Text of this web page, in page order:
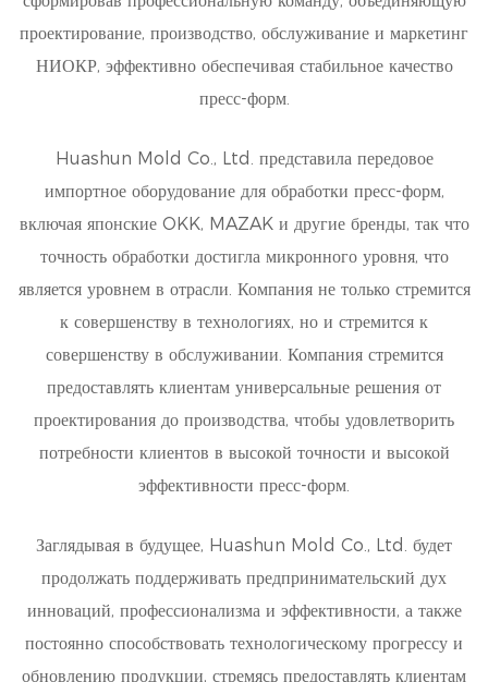
проектирование, производство, обслуживание и маркетинг
НИОКР, эффективно обеспечивая стабильное качество
пресс-форм.
Huashun Mold Co., Ltd. представила передовое
импортное оборудование для обработки пресс-форм,
включая японские OKK, MAZAK и другие бренды, так что
точность обработки достигла микронного уровня, что
является уровнем в отрасли. Компания не только стремится
к совершенству в технологиях, но и стремится к
совершенству в обслуживании. Компания стремится
предоставлять клиентам универсальные решения от
проектирования до производства, чтобы удовлетворить
потребности клиентов в высокой точности и высокой
эффективности пресс-форм.
Заглядывая в будущее, Huashun Mold Co., Ltd. будет
продолжать поддерживать предпринимательский дух
инноваций, профессионализма и эффективности, а также
постоянно способствовать технологическому прогрессу и
обновлению продукции, стремясь предоставлять клиентам